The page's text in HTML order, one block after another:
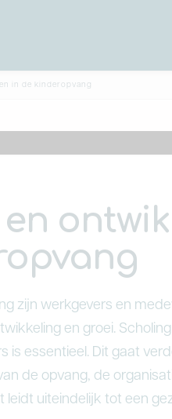
in de kinderopvang
zijn werkgevers en
en groei.
is essentieel. Dit gaat
de opvang, de
leidt uiteindelijk tot een